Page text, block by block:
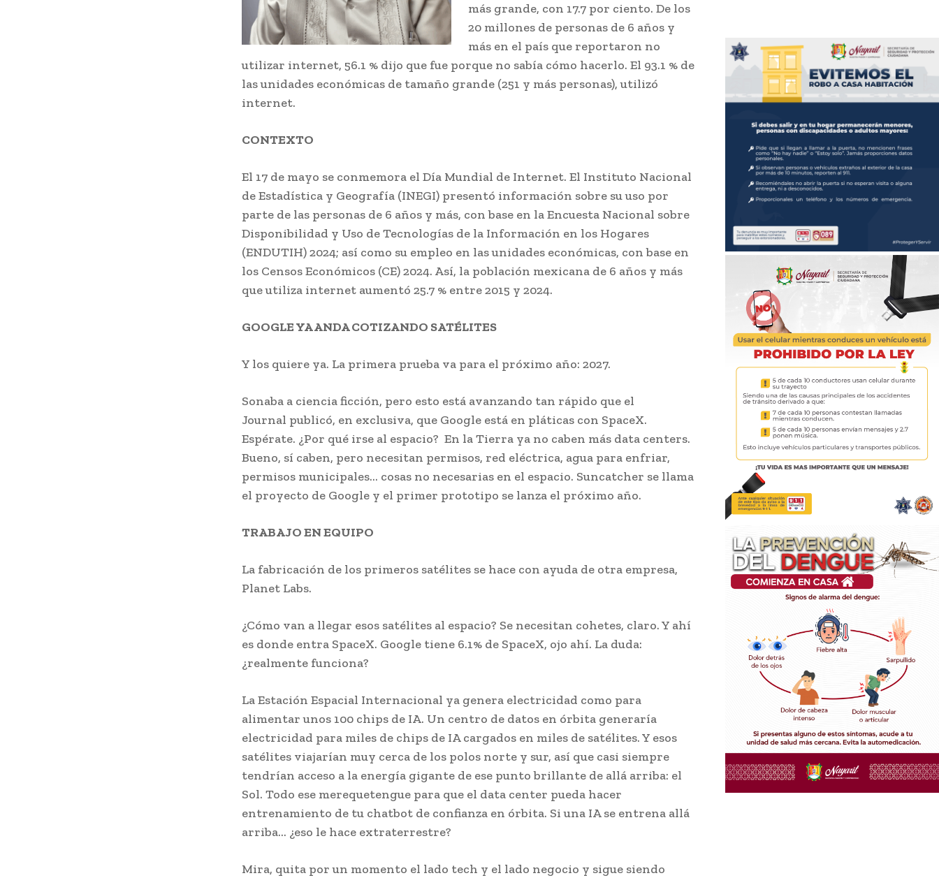
más grande, con 17.7 por ciento. De los
20 millones de personas de 6 años y
más en el país que reportaron no
utilizar internet, 56.1 % dijo que fue porque no sabía cómo hacerlo. El 93.1 % de
las unidades económicas de tamaño grande (251 y más personas), utilizó
internet.
CONTEXTO
El 17 de mayo se conmemora el Día Mundial de Internet. El Instituto Nacional
de Estadística y Geografía (INEGI) presentó información sobre su uso por
parte de las personas de 6 años y más, con base en la Encuesta Nacional sobre
Disponibilidad y Uso de Tecnologías de la Información en los Hogares
(ENDUTIH) 2024; así como su empleo en las unidades económicas, con base en
los Censos Económicos (CE) 2024. Así, la población mexicana de 6 años y más
que utiliza internet aumentó 25.7 % entre 2015 y 2024.
GOOGLE YA ANDA COTIZANDO SATÉLITES
Y los quiere ya. La primera prueba va para el próximo año: 2027.
Sonaba a ciencia ficción, pero esto está avanzando tan rápido que el
Journal publicó, en exclusiva, que Google está en pláticas con SpaceX.
Espérate. ¿Por qué irse al espacio? En la Tierra ya no caben más data centers.
Bueno, sí caben, pero necesitan permisos, red eléctrica, agua para enfriar,
permisos municipales… cosas no necesarias en el espacio. Suncatcher se llama
el proyecto de Google y el primer prototipo se lanza el próximo año.
TRABAJO EN EQUIPO
La fabricación de los primeros satélites se hace con ayuda de otra empresa,
Planet Labs.
¿Cómo van a llegar esos satélites al espacio? Se necesitan cohetes, claro. Y ahí
es donde entra SpaceX. Google tiene 6.1% de SpaceX, ojo ahí. La duda:
¿realmente funciona?
La Estación Espacial Internacional ya genera electricidad como para
alimentar unos 100 chips de IA. Un centro de datos en órbita generaría
electricidad para miles de chips de IA cargados en miles de satélites. Y esos
satélites viajarían muy cerca de los polos norte y sur, así que casi siempre
tendrían acceso a la energía gigante de ese punto brillante de allá arriba: el
Sol. Todo ese merequetengue para que el data center pueda hacer
entrenamiento de tu chatbot de confianza en órbita. Si una IA se entrena allá
arriba… ¿eso le hace extraterrestre?
Mira, quita por un momento el lado tech y el lado negocio y sigue siendo